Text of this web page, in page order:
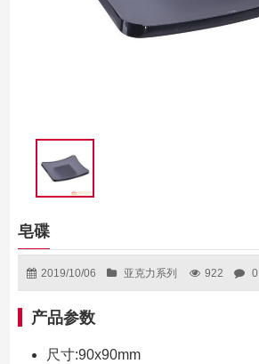
皂碟
2019/10/06 亚克力系列 922 0
产品参数
尺寸:90x90mm